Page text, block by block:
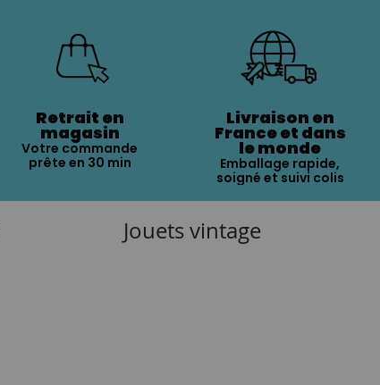
Retrait en
magasin
Votre commande
prête en 30 min
Livraison en
France et dans
le monde
Emballage rapide,
soigné et suivi colis
Jouets vintage